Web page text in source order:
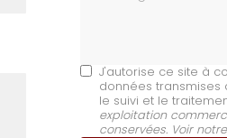
J'autorise ce site à
données
le suivi et le
exploitation
conservées. Voir notre